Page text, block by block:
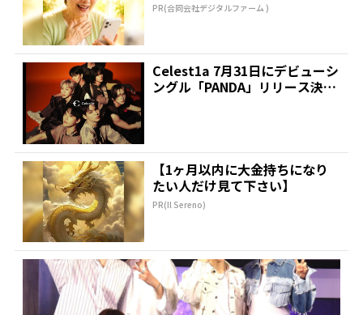
PR(合同会社デジタルファーム )
Celest1a 7月31日にデビューシ
ングル「PANDA」リリース決
【1ヶ月以内に大金持ちになり
たい人だけ見て下さい】
PR(Il Sereno)